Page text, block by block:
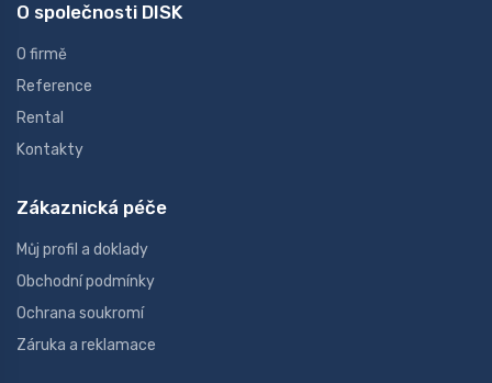
O společnosti DISK
O firmě
Reference
Rental
Kontakty
Zákaznická péče
Můj profil a doklady
Obchodní podmínky
Ochrana soukromí
Záruka a reklamace